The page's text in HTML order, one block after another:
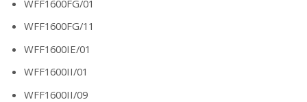
WFF1600FG/01
WFF1600FG/11
WFF1600IE/01
WFF1600II/01
WFF1600II/09